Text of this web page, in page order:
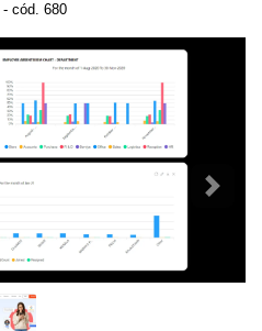
- cód. 680